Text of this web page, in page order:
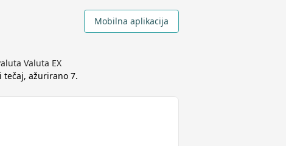
Mobilna aplikacija
Valuta EX
ažurirano 7.